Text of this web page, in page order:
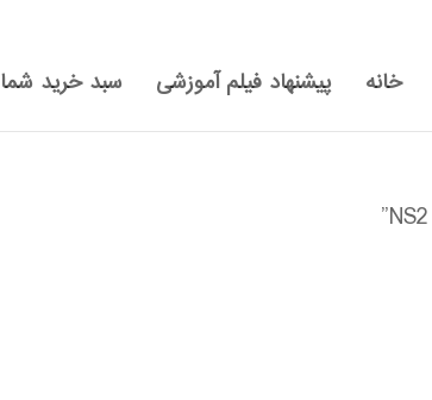
خانه پیشنهاد فیلم آموزشی سبد خرید شما